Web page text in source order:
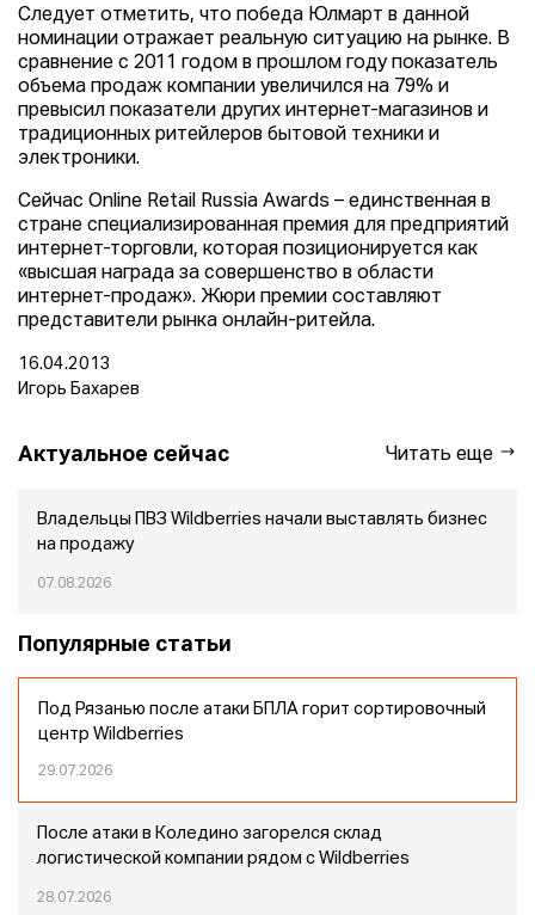
Следует отметить, что победа Юлмарт в данной
номинации отражает реальную ситуацию на рынке. В
сравнение с 2011 годом в прошлом году показатель
объема продаж компании увеличился на 79% и
превысил показатели других интернет-магазинов и
традиционных ритейлеров бытовой техники и
электроники.
Сейчас Online Retail Russia Awards – единственная в
стране специализированная премия для предприятий
интернет-торговли, которая позиционируется как
«высшая награда за совершенство в области
интернет-продаж». Жюри премии составляют
представители рынка онлайн-ритейла.
16.04.2013
Игорь Бахарев
Актуальное сейчас Читать еще
Владельцы ПВЗ Wildberries начали выставлять бизнес
на продажу
07.08.2026
Популярные статьи
Под Рязанью после атаки БПЛА горит сортировочный
центр Wildberries
29.07.2026
После атаки в Коледино загорелся склад
логистической компании рядом с Wildberries
28.07.2026